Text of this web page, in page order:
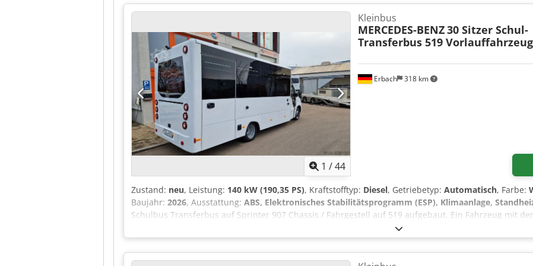
Sitzplätze eingetragen Fahrzeug wurde Ende der 90 er neu lackiert. Zierleisten sind bis heute nicht
Wunsch können auch bis zu 20 nachgebaute Sitze (auch Clubecke möglich) mit Wunschdsign
1 /44
Erbach 318 km
Kleinbus
MERCEDES-BENZ30 Sitzer Schul-
Transferbus 519 Vorlauffahrzeug
Zustand: neu, Leistung: 140 kW (190,35 PS), Kraftstofftyp: Diesel, Getriebetyp: Automatisch, Farbe:
Baujahr: 2026, Ausstattung: ABS, Elektronisches Stabilitätsprogramm (ESP), Klimaanlage,
Schulbus Transferbus auf Sprinter 907 Chassis / Fahrgestell auf 519 aufgebaut. Ein Fahrzeug mit
gewinnt aber 1000 % zweckmässigkeit erfüllt. Mit angenehmen Innendesign und optimaler
Fiberglas und Blech Dsdpfx Acjztlz Djkskr Gerippe aus galvanisierten Stahl. Zulässiges
4200 kg Länge 7600 mm Breite 2220 mm Fahrgestell mit folgender Ausstattung: - Frontklima -